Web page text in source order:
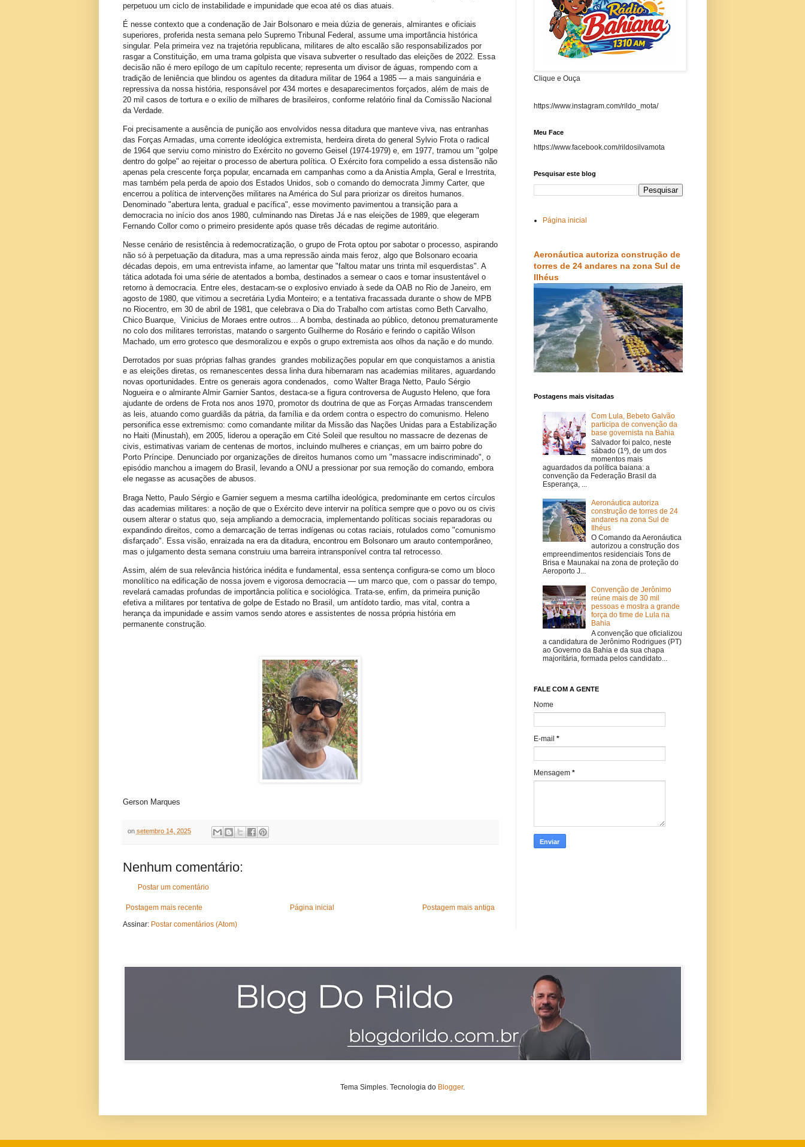
perpetuou um ciclo de instabilidade e impunidade que ecoa até os dias atuais.
É nesse contexto que a condenação de Jair Bolsonaro e meia dúzia de generais, almirantes e oficiais
superiores, proferida nesta semana pelo Supremo Tribunal Federal, assume uma importância histórica
singular. Pela primeira vez na trajetória republicana, militares de alto escalão são responsabilizados por
rasgar a Constituição, em uma trama golpista que visava subverter o resultado das eleições de 2022. Essa
decisão não é mero epílogo de um capítulo recente; representa um divisor de águas, rompendo com a
tradição de leniência que blindou os agentes da ditadura militar de 1964 a 1985 — a mais sanguinária e
repressiva da nossa história, responsável por 434 mortes e desaparecimentos forçados, além de mais de
20 mil casos de tortura e o exílio de milhares de brasileiros, conforme relatório final da Comissão Nacional
da Verdade.
Foi precisamente a ausência de punição aos envolvidos nessa ditadura que manteve viva, nas entranhas
das Forças Armadas, uma corrente ideológica extremista, herdeira direta do general Sylvio Frota o radical
de 1964 que serviu como ministro do Exército no governo Geisel (1974-1979) e, em 1977, tramou um "golpe
dentro do golpe" ao rejeitar o processo de abertura política. O Exército fora compelido a essa distensão não
apenas pela crescente força popular, encarnada em campanhas como a da Anistia Ampla, Geral e Irrestrita,
mas também pela perda de apoio dos Estados Unidos, sob o comando do democrata Jimmy Carter, que
encerrou a política de intervenções militares na América do Sul para priorizar os direitos humanos.
Denominado "abertura lenta, gradual e pacífica", esse movimento pavimentou a transição para a
democracia no início dos anos 1980, culminando nas Diretas Já e nas eleições de 1989, que elegeram
Fernando Collor como o primeiro presidente após quase três décadas de regime autoritário.
Nesse cenário de resistência à redemocratização, o grupo de Frota optou por sabotar o processo, aspirando
não só à perpetuação da ditadura, mas a uma repressão ainda mais feroz, algo que Bolsonaro ecoaria
décadas depois, em uma entrevista infame, ao lamentar que "faltou matar uns trinta mil esquerdistas". A
tática adotada foi uma série de atentados a bomba, destinados a semear o caos e tornar insustentável o
retorno à democracia. Entre eles, destacam-se o explosivo enviado à sede da OAB no Rio de Janeiro, em
agosto de 1980, que vitimou a secretária Lydia Monteiro; e a tentativa fracassada durante o show de MPB
no Riocentro, em 30 de abril de 1981, que celebrava o Dia do Trabalho com artistas como Beth Carvalho,
Chico Buarque, Vinicius de Moraes entre outros... A bomba, destinada ao público, detonou prematuramente
no colo dos militares terroristas, matando o sargento Guilherme do Rosário e ferindo o capitão Wilson
Machado, um erro grotesco que desmoralizou e expôs o grupo extremista aos olhos da nação e do mundo.
Derrotados por suas próprias falhas grandes grandes mobilizações popular em que conquistamos a anistia
e as eleições diretas, os remanescentes dessa linha dura hibernaram nas academias militares, aguardando
novas oportunidades. Entre os generais agora condenados, como Walter Braga Netto, Paulo Sérgio
Nogueira e o almirante Almir Garnier Santos, destaca-se a figura controversa de Augusto Heleno, que fora
ajudante de ordens de Frota nos anos 1970, promotor ds doutrina de que as Forças Armadas transcendem
as leis, atuando como guardiãs da pátria, da família e da ordem contra o espectro do comunismo. Heleno
personifica esse extremismo: como comandante militar da Missão das Nações Unidas para a Estabilização
no Haiti (Minustah), em 2005, liderou a operação em Cité Soleil que resultou no massacre de dezenas de
civis, estimativas variam de centenas de mortos, incluindo mulheres e crianças, em um bairro pobre do
Porto Príncipe. Denunciado por organizações de direitos humanos como um "massacre indiscriminado", o
episódio manchou a imagem do Brasil, levando a ONU a pressionar por sua remoção do comando, embora
ele negasse as acusações de abusos.
Braga Netto, Paulo Sérgio e Garnier seguem a mesma cartilha ideológica, predominante em certos círculos
das academias militares: a noção de que o Exército deve intervir na política sempre que o povo ou os civis
ousem alterar o status quo, seja ampliando a democracia, implementando políticas sociais reparadoras ou
expandindo direitos, como a demarcação de terras indígenas ou cotas raciais, rotulados como "comunismo
disfarçado". Essa visão, enraizada na era da ditadura, encontrou em Bolsonaro um arauto contemporâneo,
mas o julgamento desta semana construiu uma barreira intransponível contra tal retrocesso.
Assim, além de sua relevância histórica inédita e fundamental, essa sentença configura-se como um bloco
monolítico na edificação de nossa jovem e vigorosa democracia — um marco que, com o passar do tempo,
revelará camadas profundas de importância política e sociológica. Trata-se, enfim, da primeira punição
efetiva a militares por tentativa de golpe de Estado no Brasil, um antídoto tardio, mas vital, contra a
herança da impunidade e assim vamos sendo atores e assistentes de nossa própria história em
permanente construção.
Gerson Marques
on setembro 14, 2025
Nenhum comentário:
Postar um comentário
Postagem mais recente Postagem mais antiga
Página inicial
Assinar: Postar comentários (Atom)
Clique e Ouça
https://www.instagram.com/rildo_mota/
Meu Face
https://www.facebook.com/rildosilvamota
Pesquisar este blog
Página inicial
Aeronáutica autoriza construção de
torres de 24 andares na zona Sul de
Ilhéus
Postagens mais visitadas
Com Lula, Bebeto Galvão
participa de convenção da
base governista na Bahia
Salvador foi palco, neste
sábado (1º), de um dos
momentos mais
aguardados da política baiana: a
convenção da Federação Brasil da
Esperança, ...
Aeronáutica autoriza
construção de torres de 24
andares na zona Sul de
Ilhéus
O Comando da Aeronáutica
autorizou a construção dos
empreendimentos residenciais Tons de
Brisa e Maunakai na zona de proteção do
Aeroporto J...
Convenção de Jerônimo
reúne mais de 30 mil
pessoas e mostra a grande
força do time de Lula na
Bahia
A convenção que oficializou
a candidatura de Jerônimo Rodrigues (PT)
ao Governo da Bahia e da sua chapa
majoritária, formada pelos candidato...
FALE COM A GENTE
Nome
E-mail *
Mensagem *
Tema Simples. Tecnologia do Blogger.